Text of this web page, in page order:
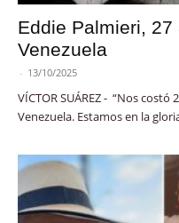
Eddie Palmieri,
Venezuela
- 13/10/2025
VÍCTOR SUÁREZ - “Nos
Venezuela. Estamos en la